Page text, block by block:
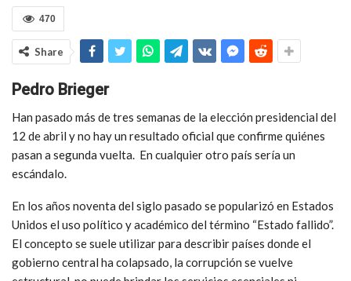
470
Share
Pedro Brieger
Han pasado más de tres semanas de la elección presidencial del
12 de abril y no hay un resultado oficial que confirme quiénes
pasan a segunda vuelta. En cualquier otro país sería un
escándalo.
En los años noventa del siglo pasado se popularizó en Estados
Unidos el uso político y académico del término “Estado fallido”.
El concepto se suele utilizar para describir países donde el
gobierno central ha colapsado, la corrupción se vuelve